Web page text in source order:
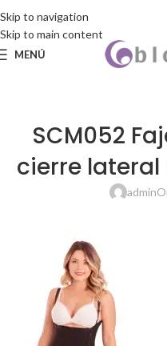
Skip to navigation
Skip to main content
MENÚ
SCM052
cierre lateral
admin